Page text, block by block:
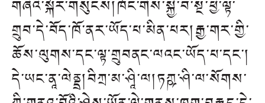
གཞིའི་སྐོར་གསུངས།ཁོང་གིས་སྐྱེ་བ་སྔ་ཕྱི་ལྟ་
གྲུབ་དེ་བོད་ཁོ་ནར་ཡོད་པ་མིན་པར།རྒྱ་གར་གྱི་
ཆོས་ལུགས་དང་ལྟ་གྲུབནང་ལའང་ཡོད་པ་དང་།
དེ་ཡང་ནཱ་ལེནྡྲ།བིཀྲ་མ་ཤཱི་ལ།ཏཀྵ་ཤི་ལ་སོགས་